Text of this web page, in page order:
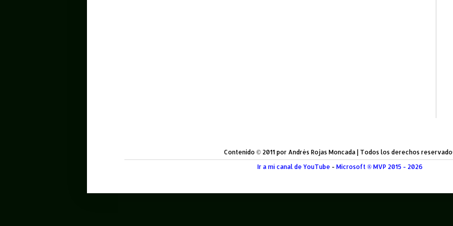
Contenido © 2011 por Andrés Rojas Moncada | Todos los derechos
Ir a mí canal de YouTube - Microsoft ® MVP 2015 - 2026